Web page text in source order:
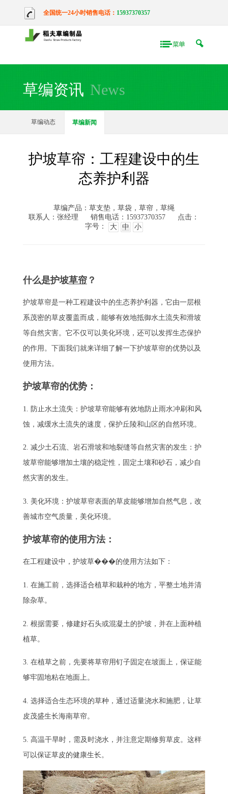
全国统一24小时销售电话： 15937370357
草编资讯 News
草编动态 草编新闻
护坡草帘：工程建设中的生
态养护利器
草编产品：草支垫，草袋，草帘，草绳
联系人：张经理
销售电话：15937370357
点击：
字号：
大 中 小
什么是护坡草帘？
护坡草帘是一种工程建设中的生态养护利器，它由一层根
系茂密的草皮覆盖而成，能够有效地抵御水土流失和滑坡
等自然灾害。它不仅可以美化环境，还可以发挥生态保护
的作用。下面我们就来详细了解一下护坡草帘的优势以及
使用方法。
护坡草帘的优势：
1. 防止水土流失：护坡草帘能够有效地防止雨水冲刷和风
蚀，减缓水土流失的速度，保护丘陵和山区的自然环境。
2. 减少土石流、岩石滑坡和地裂缝等自然灾害的发生：护
坡草帘能够增加土壤的稳定性，固定土壤和砂石，减少自
然灾害的发生。
3. 美化环境：护坡草帘表面的草皮能够增加自然气息，改
善城市空气质量，美化环境。
护坡草帘的使用方法：
在工程建设中，护坡草���的使用方法如下：
1. 在施工前，选择适合植草和栽种的地方，平整土地并清
除杂草。
2. 根据需要，修建好石头或混凝土的护坡，并在上面种植
植草。
3. 在植草之前，先要将草帘用钉子固定在坡面上，保证能
够牢固地粘在地面上。
4. 选择适合生态环境的草种，通过适量浇水和施肥，让草
皮茂盛生长海南草帘。
5. 高温干旱时，需及时浇水，并注意定期修剪草皮。这样
可以保证草皮的健康生长。